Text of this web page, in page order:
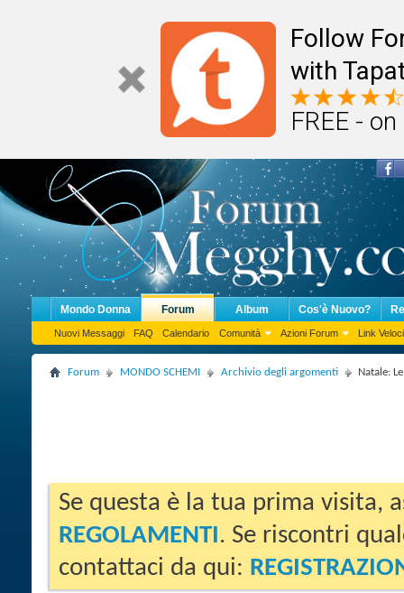
Follow
with
FREE -
Mondo Donna Forum
Nuovi Messaggi FAQ Calendario Comunità Azioni Forum Link Veloci
Album Cos'è Nuovo?
Forum MONDO SCHEMI Archivio degli argomenti Natale:
Se questa è la tua prima visita,
REGOLAMENTI. Se riscontri
contattaci da qui: